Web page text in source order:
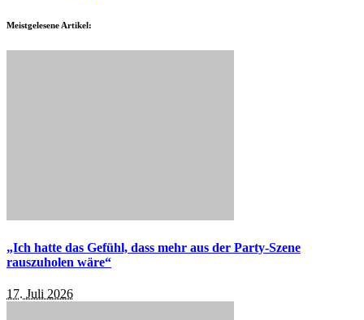
Meistgelesene Artikel:
„Ich hatte das Gefühl, dass mehr aus der Party-Szene
rauszuholen wäre“
17. Juli 2026